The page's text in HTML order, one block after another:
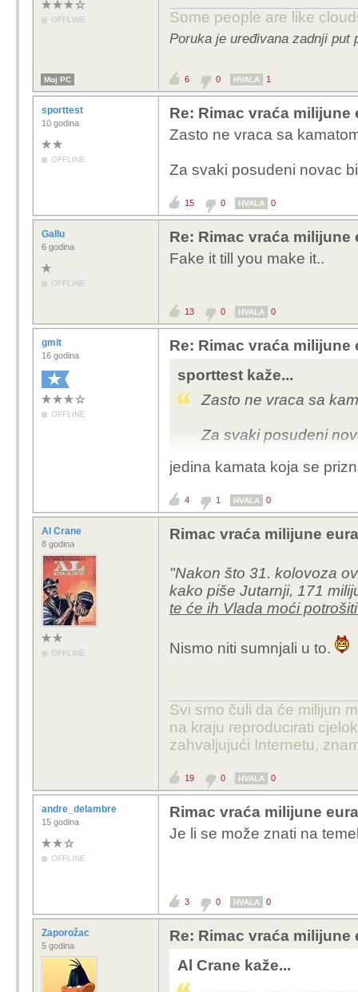
OFFLINE
Some people are like
Poruka je uređivana zadnji put
Moj PC 6 0 HVALA 1
sporttest
10 godina
OFFLINE
Re: Rimac vraća milijune
Zasto ne vraca sa
Za svaki posudeni novac
15 0 HVALA 0
Gallu
6 godina
OFFLINE
Re: Rimac vraća milijune
Fake it till you make it..
13 0 HVALA 0
gmit
16 godina
OFFLINE
Re: Rimac vraća milijune
sporttest kaže...
Zasto ne vraca sa
Za svaki posudeni
jedina kamata koja se
4 1 HVALA 0
Al Crane
8 godina
OFFLINE
Rimac vraća milijune
"Nakon što 31. kolovoza
kako piše Jutarnji, 171
te će ih Vlada moći
Nismo niti sumnjali u to.
Svi smo čuli da će milijun
na kraju reproducirati
zahvaljujući Internetu,
19 0 HVALA 0
andre_delambre
15 godina
OFFLINE
Rimac vraća milijune
Je li se može znati na
3 0 HVALA 0
Zaporožac
5 godina
Re: Rimac vraća milijune
Al Crane kaže...